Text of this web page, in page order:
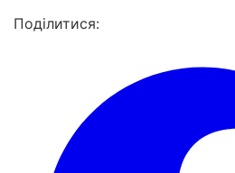
Поділитися: